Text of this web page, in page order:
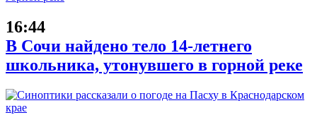
16:44
В Сочи найдено тело 14-летнего
школьника, утонувшего в горной реке